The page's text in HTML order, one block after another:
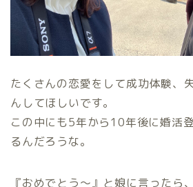
たくさんの恋愛をして成功体験、
んしてほしいです。
この中にも5年から10年後に婚活
るんだろうな。
『おめでとう〜』と娘に言ったら